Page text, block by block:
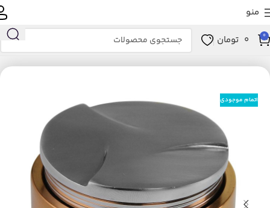
منو
0
0 تومان
خانه لوازم خانگی برقی نوشیدنی ساز لوازم جانبی و مصرفی نوشیدنی‌ساز
اتمام موجودی